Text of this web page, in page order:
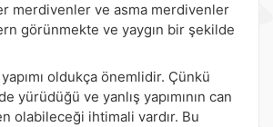
merdivenler ve asma merdivenler
görünmekte ve yaygın bir şekilde
yapımı oldukça önemlidir. Çünkü
yürüdüğü ve yanlış yapımının can
olabileceği ihtimali vardır. Bu